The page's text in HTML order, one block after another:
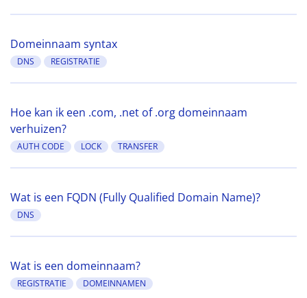
Domeinnaam syntax
DNS REGISTRATIE
Hoe kan ik een .com, .net of .org domeinnaam
verhuizen?
AUTH CODE LOCK TRANSFER
Wat is een FQDN (Fully Qualified Domain Name)?
DNS
Wat is een domeinnaam?
REGISTRATIE DOMEINNAMEN